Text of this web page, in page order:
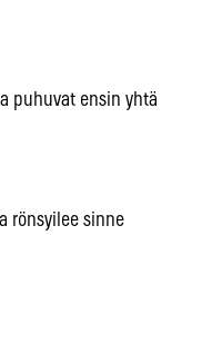
puhuvat ensin yhtä
rönsyilee sinne